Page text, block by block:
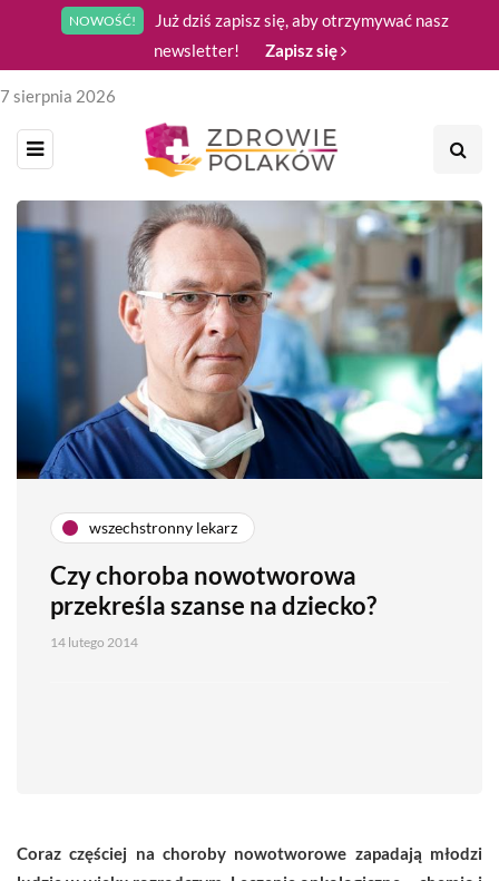
NOWOŚĆ!
Już dziś zapisz się, aby otrzymywać nasz
newsletter!
Zapisz się
7 sierpnia 2026
wszechstronny lekarz
Czy choroba nowotworowa
przekreśla szanse na dziecko?
14 lutego 2014
Coraz częściej na choroby nowotworowe zapadają młodzi